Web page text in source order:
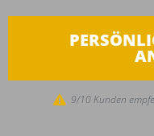
9/10 Kunden